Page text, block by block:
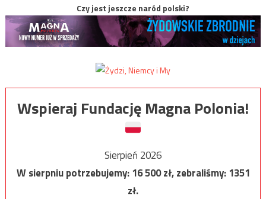
Czy jest jeszcze naród polski?
Wspieraj Fundację Magna Polonia!
Sierpień 2026
W sierpniu potrzebujemy:16 500zł, zebraliśmy:1351
zł.